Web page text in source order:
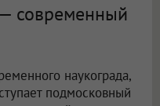
современный
наукограда,
подмосковный